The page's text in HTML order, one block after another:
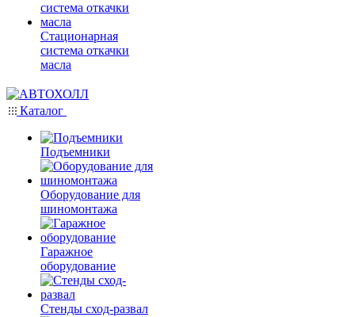
Стационарная
система откачки
масла
Каталог
Подъемники
Оборудование для
шиномонтажа
Гаражное
оборудование
Стенды сход-развал